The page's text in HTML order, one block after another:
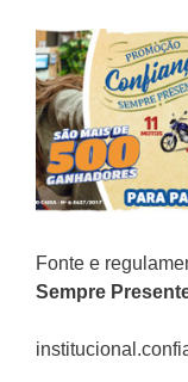
Fonte e
Sempre